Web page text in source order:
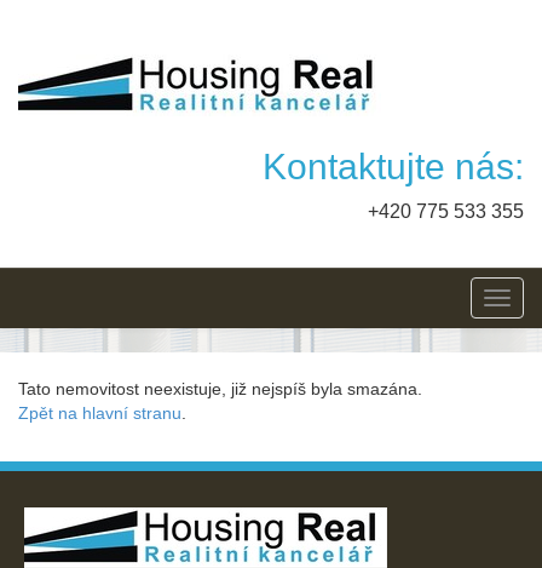
Kontaktujte nás:
+420 775 533 355
Tato nemovitost neexistuje, již nejspíš byla smazána.
Zpět na hlavní stranu